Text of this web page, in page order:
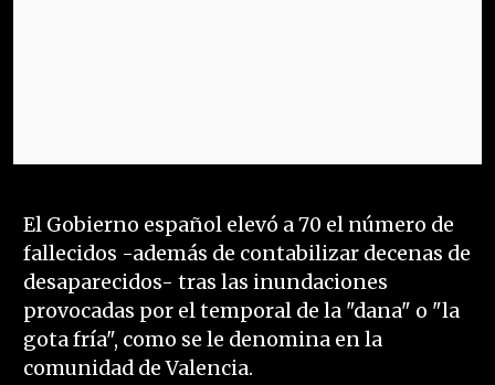
El Gobierno español elevó a 70 el número de
fallecidos -además de contabilizar decenas de
desaparecidos- tras las inundaciones
provocadas por el temporal de la "dana" o "la
gota fría", como se le denomina en la
comunidad de Valencia.